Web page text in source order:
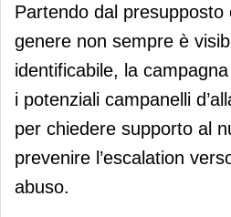
Partendo dal presupposto
genere non sempre è
identificabile, la
i potenziali campanelli
per chiedere supporto al
prevenire l’escalation
abuso.